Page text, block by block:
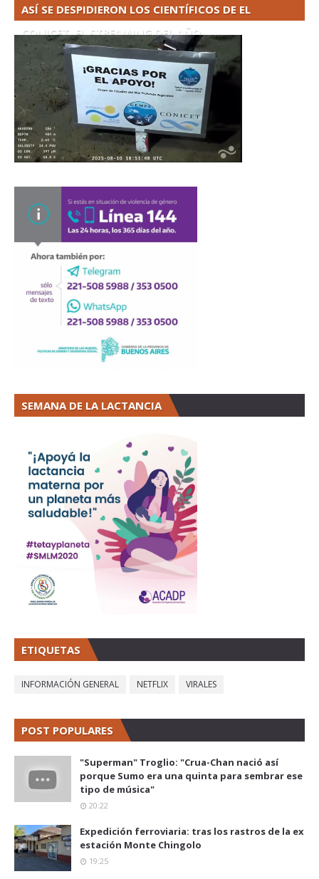
ASÍ SE DESPIDIERON LOS CIENTÍFICOS DE EL
CONICET. EL STREAMING DEL AÑO
SEMANA DE LA LACTANCIA
ETIQUETAS
INFORMACIÓN GENERAL NETFLIX VIRALES
POST POPULARES
"Superman" Troglio: "Crua-Chan nació así
porque Sumo era una quinta para sembrar ese
tipo de música"
20:22
Expedición ferroviaria: tras los rastros de la ex
estación Monte Chingolo
19:25